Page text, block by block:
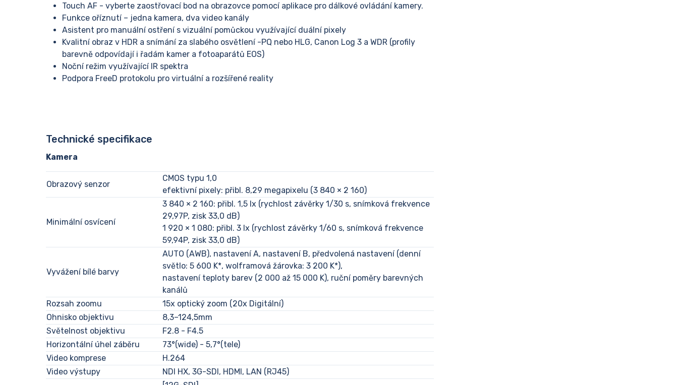
Touch AF - vyberte zaostřovací bod na obrazovce pomocí aplikace pro dálkové ovládání kamery.
Funkce oříznutí – jedna kamera, dva video kanály
Asistent pro manuální ostření s vizuální pomůckou využívající duální pixely
Kvalitní obraz v HDR a snímání za slabého osvětlení -PQ nebo HLG, Canon Log 3 a WDR (profily
barevně odpovídají i řadám kamer a fotoaparátů EOS)
Noční režim využívající IR spektra
Podpora FreeD protokolu pro virtuální a rozšířené reality
Technické specifikace
Kamera
Obrazový senzor
CMOS typu 1,0
efektivní pixely: přibl. 8,29 megapixelu (3 840 × 2 160)
Minimální osvícení
3 840 × 2 160: přibl. 1,5 lx (rychlost závěrky 1/30 s, snímková frekvence
29,97P, zisk 33,0 dB)
1 920 × 1 080: přibl. 3 lx (rychlost závěrky 1/60 s, snímková frekvence
59,94P, zisk 33,0 dB)
Vyvážení bílé barvy
AUTO (AWB), nastavení A, nastavení B, předvolená nastavení (denní
světlo: 5 600 K*, wolframová žárovka: 3 200 K*),
nastavení teploty barev (2 000 až 15 000 K), ruční poměry barevných
kanálů
Rozsah zoomu
15x optický zoom (20x Digitální)
Ohnisko objektivu
8,3–124,5mm
Světelnost objektivu
F2.8 - F4.5
Horizontální úhel záběru
73°(wide) - 5,7°(tele)
Video komprese
H.264
Video výstupy
NDI HX, 3G-SDI, HDMI, LAN (RJ45)